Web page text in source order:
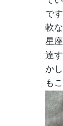
で
軟
星
達
か
も